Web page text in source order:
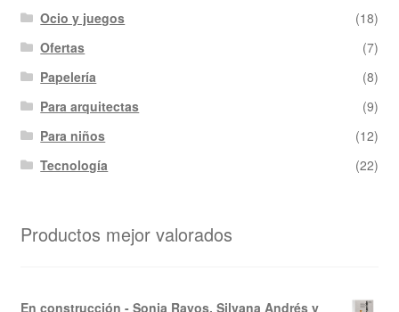
Ocio y juegos
(18)
Ofertas
(7)
Papelería
(8)
Para arquitectas
(9)
Para niños
(12)
Tecnología
(22)
Productos mejor valorados
En construcción - Sonia Rayos, Silvana Andrés y